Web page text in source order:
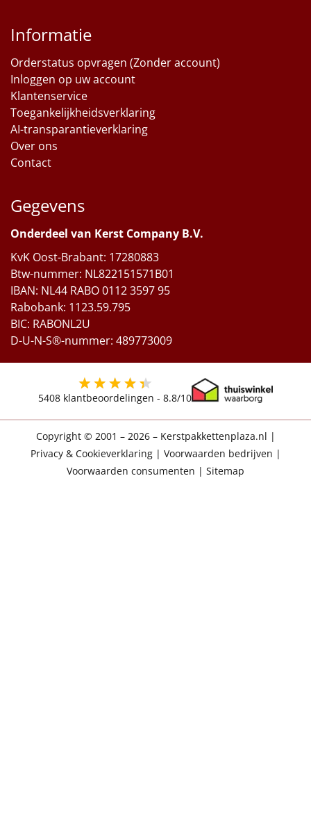
Cadeaubon
Per stuk
Alle overige
Informatie
Orderstatus opvragen (Zonder account)
Inloggen op uw account
Klantenservice
Toegankelijkheidsverklaring
AI-transparantieverklaring
Over ons
Contact
Gegevens
Onderdeel van Kerst Company B.V.
KvK Oost-Brabant: 17280883
Btw-nummer: NL822151571B01
IBAN: NL44 RABO 0112 3597 95
Rabobank: 1123.59.795
BIC: RABONL2U
D-U-N-S®-nummer: 489773009
5408 klantbeoordelingen - 8.8/10
Copyright © 2001 – 2026 – Kerstpakkettenplaza.nl |
Privacy & Cookieverklaring| Voorwaarden bedrijven |
Voorwaarden consumenten | Sitemap